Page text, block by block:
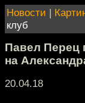
Новости |
клуб
Павел Перец
на
20.04.18